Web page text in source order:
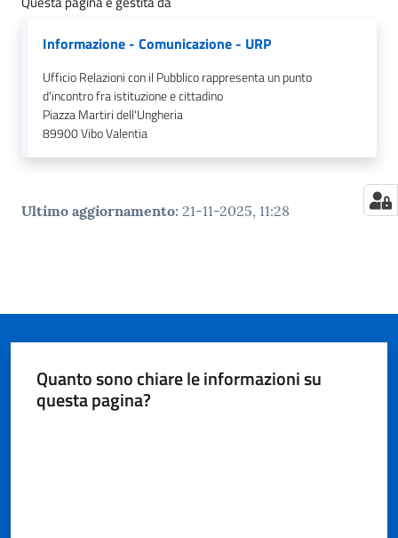
Informazione - Comunicazione - URP
Ufficio Relazioni con il Pubblico rappresenta un punto
d'incontro fra istituzione e cittadino
Piazza Martiri dell'Ungheria
89900Vibo Valentia
Ultimo aggiornamento: 21-11-2025, 11:28
Quanto sono chiare le informazioni su
questa pagina?